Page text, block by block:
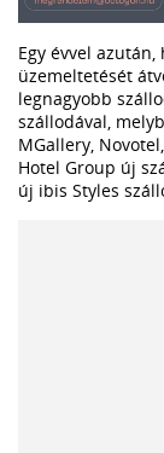
Egy évvel
üzemeltetését
legnagyobb
szállodával,
MGallery,
Hotel Group új
új ibis Styles